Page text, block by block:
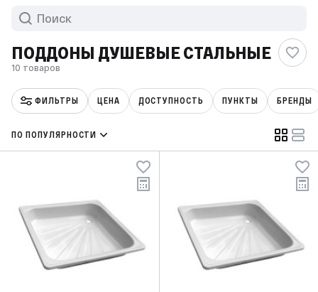
ПОДДОНЫ ДУШЕВЫЕ СТАЛЬНЫЕ
10 товаров
ФИЛЬТРЫ ЦЕНА ДОСТУПНОСТЬ ПУНКТЫ БРЕНДЫ
ПО ПОПУЛЯРНОСТИ